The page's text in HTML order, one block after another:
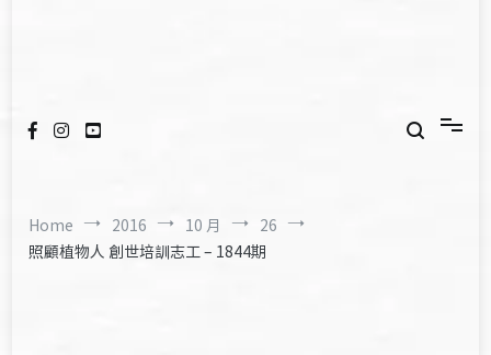
Home 2016 10 月
26
照顧植物人 創世培訓志工 – 1844期